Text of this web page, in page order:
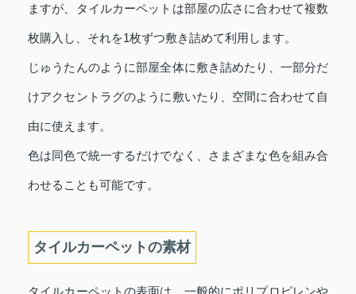
ますが、タイルカーペットは部屋の広さに合わせて複数
枚購入し、それを1枚ずつ敷き詰めて利用します。
じゅうたんのように部屋全体に敷き詰めたり、一部分だ
けアクセントラグのように敷いたり、空間に合わせて自
由に使えます。
色は同色で統一するだけでなく、さまざまな色を組み合
わせることも可能です。
タイルカーペットの素材
タイルカーペットの表面は、一般的にポリプロピレンや